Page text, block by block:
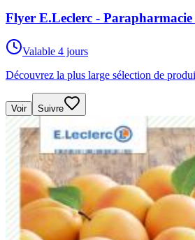
Flyer E.Leclerc -
Valable 4 jours
Découvrez la plus large sélection de
Voir Suivre